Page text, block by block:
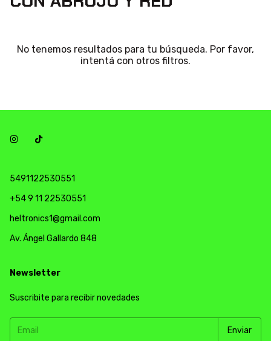
No tenemos resultados para tu búsqueda. Por favor,
intentá con otros filtros.
5491122530551
+54 9 11 22530551
heltronics1@gmail.com
Av. Ángel Gallardo 848
Newsletter
Suscribite para recibir novedades